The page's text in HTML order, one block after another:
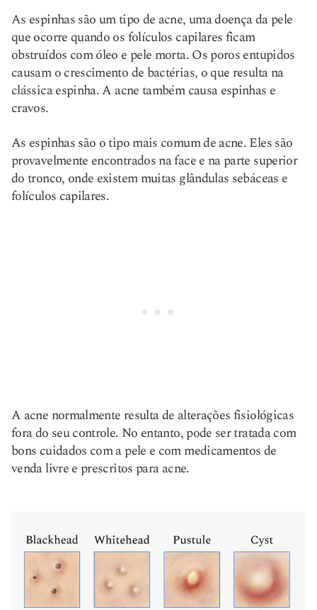
As espinhas são um tipo de acne, uma doença da pele
que ocorre quando os folículos capilares ficam
obstruídos com óleo e pele morta. Os poros entupidos
causam o crescimento de bactérias, o que resulta na
clássica espinha. A acne também causa espinhas e
cravos.
As espinhas são o tipo mais comum de acne. Eles são
provavelmente encontrados na face e na parte superior
do tronco, onde existem muitas glândulas sebáceas e
folículos capilares.
A acne normalmente resulta de alterações fisiológicas
fora do seu controle. No entanto, pode ser tratada com
bons cuidados com a pele e com medicamentos de
venda livre e prescritos para acne.